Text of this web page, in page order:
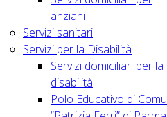
anziani
Servizi sanitari
Servizi per la Disabilità
Servizi domiciliari per la
disabilità
Polo Educativo di